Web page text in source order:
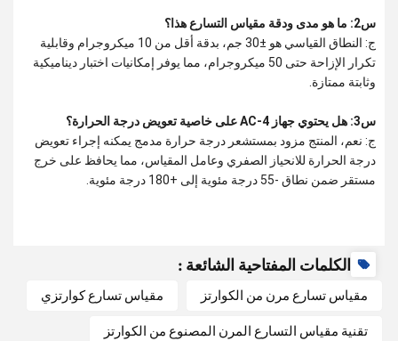
س2: ما هو مدى ودقة مقياس التسارع هذا؟
ج: النطاق القياسي هو ±30 جم، بدقة أقل من 10 ميكروجرام وقابلية
تكرار الإزاحة حتى 50 ميكروجرام، مما يوفر إمكانيات اختبار ديناميكية
وثابتة ممتازة.
س3: هل يحتوي جهاز AC-4 على خاصية تعويض درجة الحرارة؟
ج: نعم، المنتج مزود بمستشعر درجة حرارة مدمج يمكنه إجراء تعويض
درجة الحرارة للانحياز الصفري وعامل المقياس، مما يحافظ على خرج
مستقر ضمن نطاق -55 درجة مئوية إلى +180 درجة مئوية.
الكلمات المفتاحية الشائعة :
مقياس تسارع مرن من الكوارتز مقياس تسارع كوارتزي
تقنية مقياس التسارع المرن المصنوع من الكوارتز